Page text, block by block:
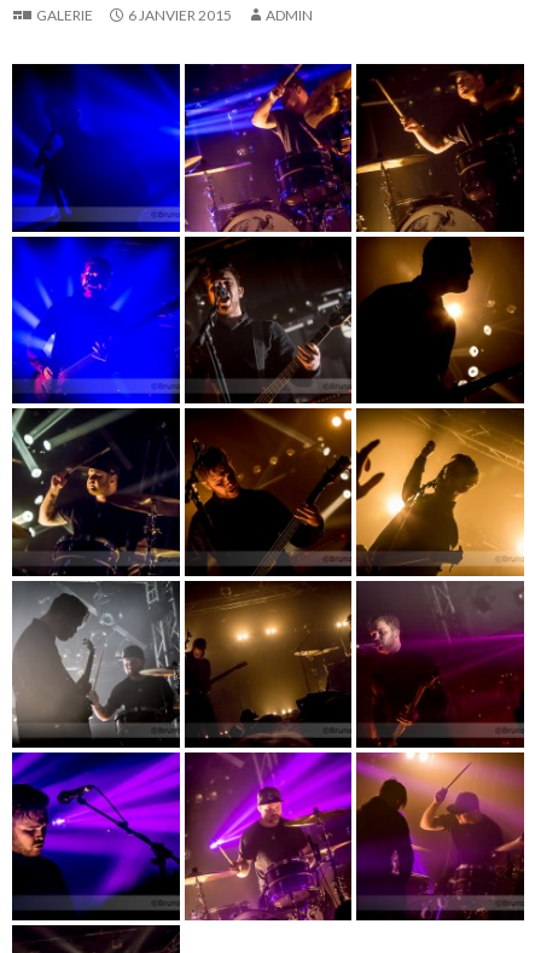
GALERIE 6 JANVIER 2015 ADMIN